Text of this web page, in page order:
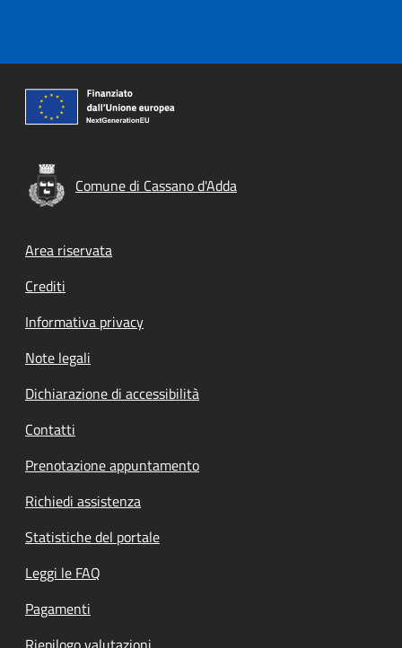
Comune di Cassano d'Adda
Footer menu
Area riservata
Crediti
Informativa privacy
Note legali
Dichiarazione di accessibilità
Contatti
Prenotazione appuntamento
Richiedi assistenza
Statistiche del portale
Leggi le FAQ
Pagamenti